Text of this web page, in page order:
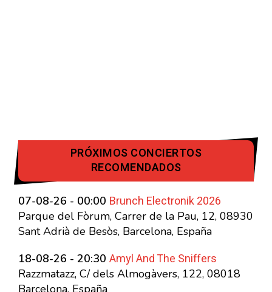
PRÓXIMOS CONCIERTOS
RECOMENDADOS
07-08-26 - 00:00 Brunch Electronik 2026
Parque del Fòrum, Carrer de la Pau, 12, 08930
Sant Adrià de Besòs, Barcelona, España
18-08-26 - 20:30 Amyl And The Sniffers
Razzmatazz, C/ dels Almogàvers, 122, 08018